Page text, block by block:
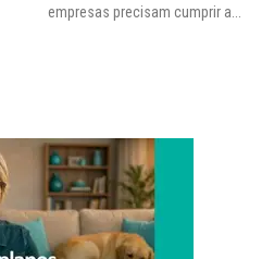
empresas precisam cumprir a...